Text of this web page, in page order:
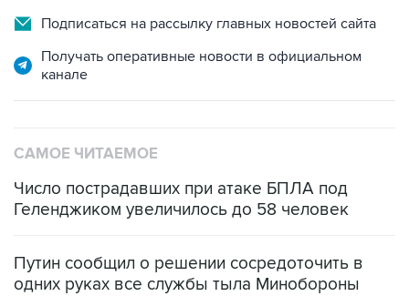
Подписаться на рассылку главных новостей сайта
Получать оперативные новости в официальном
канале
САМОЕ ЧИТАЕМОЕ
Число пострадавших при атаке БПЛА под
Геленджиком увеличилось до 58 человек
Путин сообщил о решении сосредоточить в
одних руках все службы тыла Минобороны